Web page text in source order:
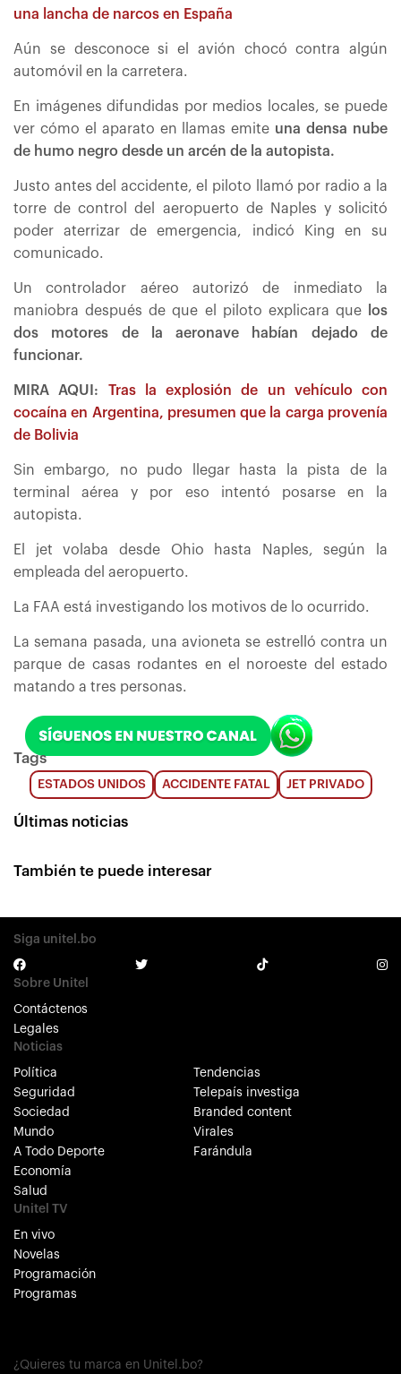
una lancha de narcos en España
Aún se desconoce si el avión chocó contra algún
automóvil en la carretera.
En imágenes difundidas por medios locales, se puede
ver cómo el aparato en llamas emite una densa nube
de humo negro desde un arcén de la autopista.
Justo antes del accidente, el piloto llamó por radio a la
torre de control del aeropuerto de Naples y solicitó
poder aterrizar de emergencia, indicó King en su
comunicado.
Un controlador aéreo autorizó de inmediato la
maniobra después de que el piloto explicara que
los
dos motores de la aeronave habían dejado de
funcionar.
MIRA AQUI: Tras la explosión de un vehículo con
cocaína en Argentina, presumen que la carga provenía
de Bolivia
Sin embargo, no pudo llegar hasta la pista de la
terminal aérea y por eso intentó posarse en la
autopista.
El jet volaba desde Ohio hasta Naples, según la
empleada del aeropuerto.
La FAA está investigando los motivos de lo ocurrido.
La semana pasada, una avioneta se estrelló contra un
parque de casas rodantes en el noroeste del estado
matando a tres personas.
Tags
ESTADOS UNIDOS ACCIDENTE FATAL JET PRIVADO
Últimas noticias
También te puede interesar
Siga unitel.bo
Sobre Unitel
Contáctenos
Legales
Noticias
Política
Seguridad
Sociedad
Mundo
A Todo Deporte
Economía
Salud
Tendencias
Telepaís investiga
Branded content
Virales
Farándula
Unitel TV
En vivo
Novelas
Programación
Programas
¿Quieres tu marca en Unitel.bo?